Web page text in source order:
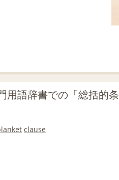
用語辞書での「総括的
clause